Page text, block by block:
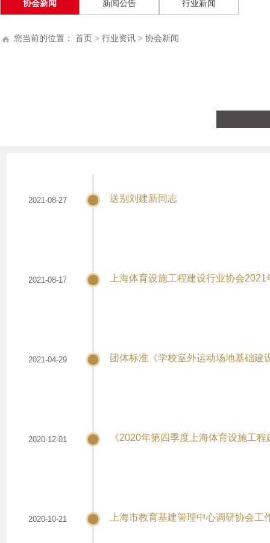
协会新闻 新闻公告 行业新闻
您当前的位置： 首页 > 行业资讯 > 协会新闻
2021-08-27 送别刘建新同志
2021-08-17 上海体育设施工程建设行业协会
2021-04-29 团体标准《学校室外运动场地基础建
2020-12-01 《2020年第四季度上海体育设施工
2020-10-21 上海市教育基建管理中心调研协会工